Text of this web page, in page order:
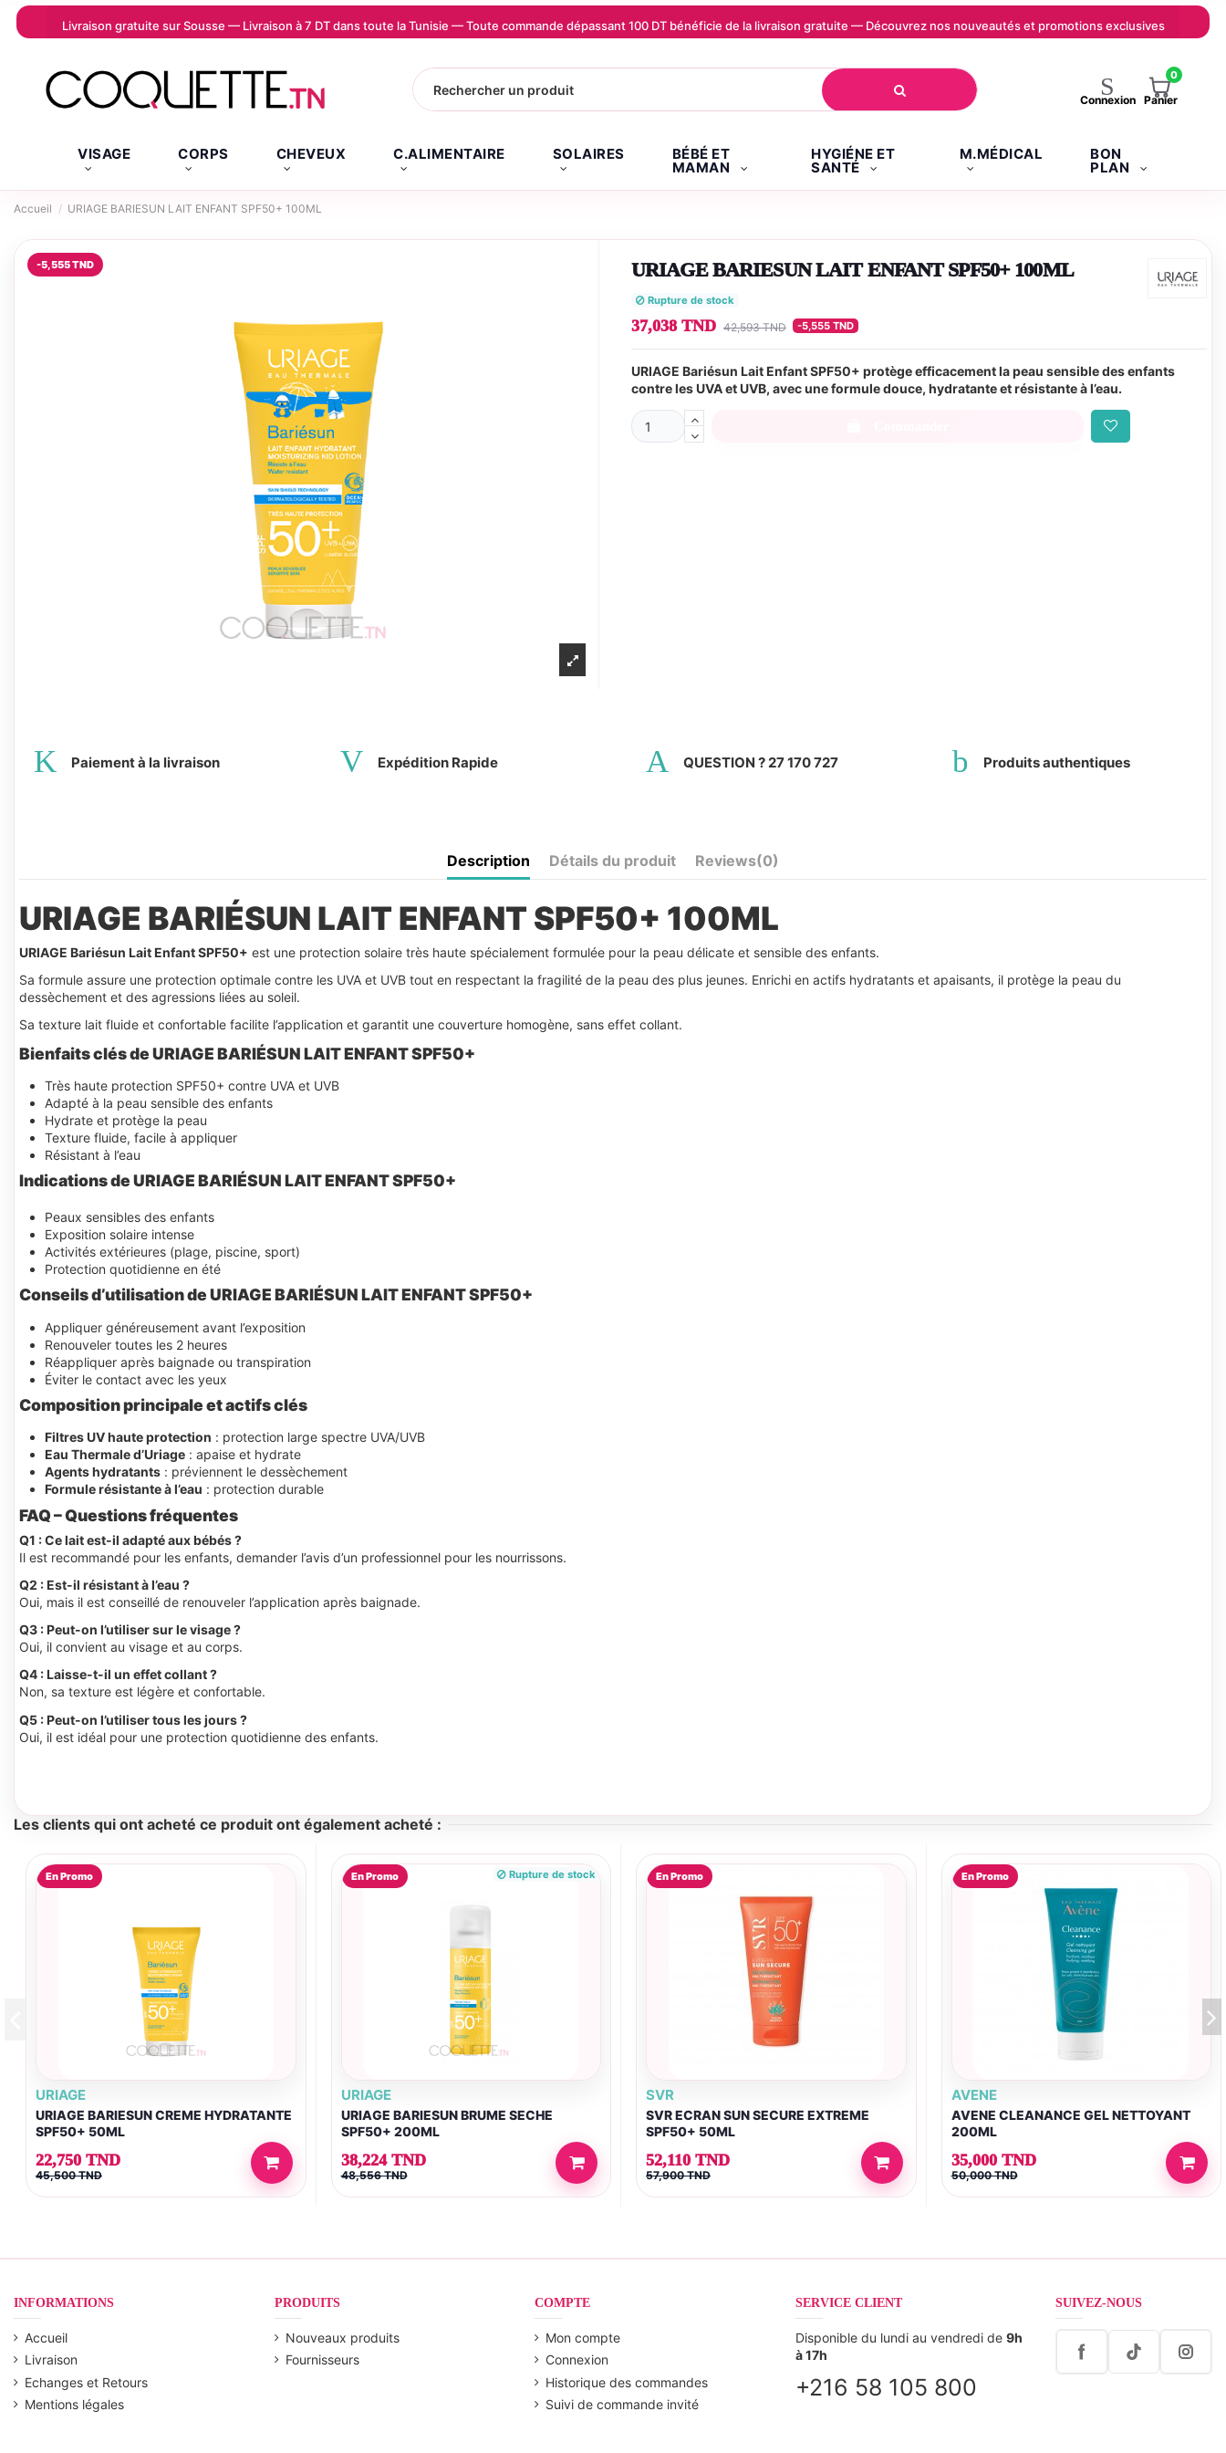
Livraison gratuite sur Sousse — Livraison à 7 DT dans toute la Tunisie — Toute commande dépassant 100 DT bénéficie de la livraison gratuite — Découvrez nos nouveautés et promotions exclusives
Connexion
0
Panier
VISAGE CORPS CHEVEUX C.ALIMENTAIRE SOLAIRES BÉBÉ ET
MAMAN
HYGIÉNE ET
SANTÉ
M.MÉDICAL BON
PLAN
Accueil URIAGE BARIESUN LAIT ENFANT SPF50+ 100ML
-5,555 TND URIAGE BARIESUN LAIT ENFANT SPF50+ 100ML
Rupture de stock
37,038 TND 42,593 TND -5,555 TND
URIAGE Bariésun Lait Enfant SPF50+ protège efficacement la peau sensible des enfants
contre les UVA et UVB, avec une formule douce, hydratante et résistante à l’eau.
Paiement à la livraison Expédition Rapide QUESTION ? 27 170 727 Produits authentiques
Description Détails du produit Reviews(0)
URIAGE BARIÉSUN LAIT ENFANT SPF50+ 100ML
URIAGE Bariésun Lait Enfant SPF50+ est une protection solaire très haute spécialement formulée pour la peau délicate et sensible des enfants.
Sa formule assure une protection optimale contre les UVA et UVB tout en respectant la fragilité de la peau des plus jeunes. Enrichi en actifs hydratants et apaisants, il protège la peau du
dessèchement et des agressions liées au soleil.
Sa texture lait fluide et confortable facilite l’application et garantit une couverture homogène, sans effet collant.
Bienfaits clés de URIAGE BARIÉSUN LAIT ENFANT SPF50+
Très haute protection SPF50+ contre UVA et UVB
Adapté à la peau sensible des enfants
Hydrate et protège la peau
Texture fluide, facile à appliquer
Résistant à l’eau
Indicationsde URIAGE BARIÉSUN LAIT ENFANT SPF50+
Peaux sensibles des enfants
Exposition solaire intense
Activités extérieures (plage, piscine, sport)
Protection quotidienne en été
Conseils d’utilisation de URIAGE BARIÉSUN LAIT ENFANT SPF50+
Appliquer généreusement avant l’exposition
Renouveler toutes les 2 heures
Réappliquer après baignade ou transpiration
Éviter le contact avec les yeux
Composition principale et actifs clés
Filtres UV haute protection : protection large spectre UVA/UVB
Eau Thermale d’Uriage : apaise et hydrate
Agents hydratants : préviennent le dessèchement
Formule résistante à l’eau : protection durable
FAQ – Questions fréquentes
Q1 : Ce lait est-il adapté aux bébés ?
Il est recommandé pour les enfants, demander l’avis d’un professionnel pour les nourrissons.
Q2 : Est-il résistant à l’eau ?
Oui, mais il est conseillé de renouveler l’application après baignade.
Q3 : Peut-on l’utiliser sur le visage ?
Oui, il convient au visage et au corps.
Q4 : Laisse-t-il un effet collant ?
Non, sa texture est légère et confortable.
Q5 : Peut-on l’utiliser tous les jours ?
Oui, il est idéal pour une protection quotidienne des enfants.
Les clients qui ont acheté ce produit ont également acheté :
En Promo
URIAGE
URIAGE BARIESUN CREME HYDRATANTE
SPF50+ 50ML
22,750 TND
45,500 TND
En Promo Rupture de stock
URIAGE
URIAGE BARIESUN BRUME SECHE
SPF50+ 200ML
38,224 TND
48,556 TND
En Promo
SVR
SVR ECRAN SUN SECURE EXTREME
SPF50+ 50ML
52,110 TND
57,900 TND
En Promo
AVENE
AVENE CLEANANCE GEL NETTOYANT
200ML
35,000 TND
50,000 TND
INFORMATIONS
Accueil
Livraison
Echanges et Retours
Mentions légales
PRODUITS
Nouveaux produits
Fournisseurs
COMPTE
Mon compte
Connexion
Historique des commandes
Suivi de commande invité
SERVICE CLIENT
Disponible du lundi au vendredi de 9h
à 17h
+216 58 105 800
SUIVEZ-NOUS